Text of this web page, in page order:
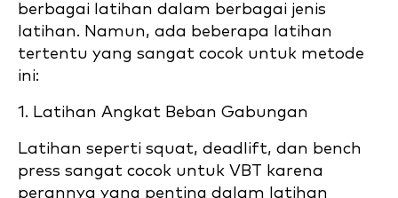
berbagai latihan dalam berbagai jenis
latihan. Namun, ada beberapa latihan
tertentu yang sangat cocok untuk metode
ini:
1. Latihan Angkat Beban Gabungan
Latihan seperti squat, deadlift, dan bench
press sangat cocok untuk VBT karena
perannya yang penting dalam latihan